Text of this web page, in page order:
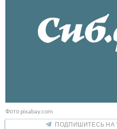
Фото pixabay.com
ПОДПИШИТЕСЬ НА